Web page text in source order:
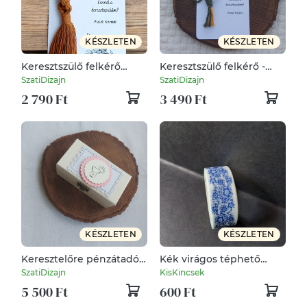
KÉSZLETEN
Keresztszülő felkérő
ajándék- egyedi csavart
makramé kulcstartó
barna
SzatiDizajn
2 790 Ft
KÉSZLETEN
Keresztszülő felkérő -
napraforgós kulcstartó
makramé
SzatiDizajn
3 490 Ft
KÉSZLETEN
Keresztelőre pénzátadó
fadoboz 2.
SzatiDizajn
5 500 Ft
KÉSZLETEN
Kék virágos téphető
washi szalag
KisKincsek
600 Ft